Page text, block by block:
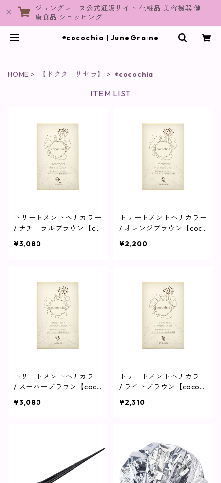
ジュングレーヌ公式通販サイト 化粧品 美容機器 健
康食品 ショッピング
◉cocochia | JuneGraine
HOME 【ドクターリセラ】 ◉cocochia
ITEM LIST
トリートメントヘナカラー
/ ナチュラルブラウン【co
¥3,080
トリートメントヘナカラー
/ オレンジブラウン【coco
¥2,200
トリートメントへナカラー
/ スーパーブラウン【coco
¥3,080
トリートメントヘナカラー
/ ライトブラウン【cococ
¥2,310